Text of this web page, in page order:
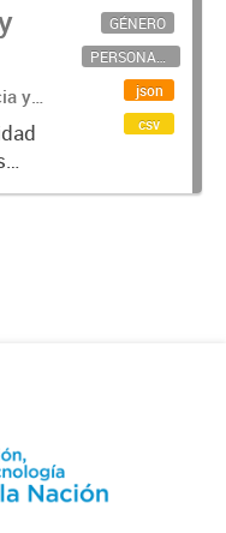
y
GÉNERO
PERSONAL CIENTÍFICO-TECNOLÓGICO
json
csv